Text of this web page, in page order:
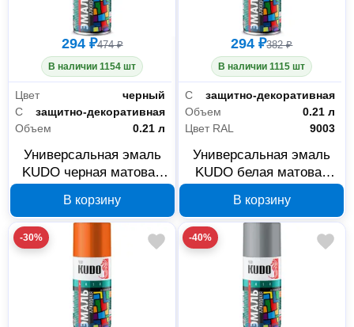
294 ₽474 ₽
В наличии 1154 шт
Цвет
черный
защитно-декоративная
Объем
0.21 л
Универсальная эмаль
KUDO черная матовая
1102.1
В корзину
294 ₽382 ₽
В наличии 1115 шт
Свойства
защитно-декоративная
Объем
0.21 л
Цвет RAL
9003
Универсальная эмаль
KUDO белая матовая
1101.1
В корзину
-30% -40%